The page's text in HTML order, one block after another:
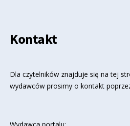
Kontakt
Dla czytelników znajduje się na tej
wydawców prosimy o kontakt
Wydawca portalu: